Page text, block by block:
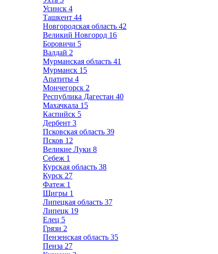
Усинск 4
Ташкент 44
Новгородская область 42
Великий Новгород 16
Боровичи 5
Валдай 2
Мурманская область 41
Мурманск 15
Апатиты 4
Мончегорск 2
Республика Дагестан 40
Махачкала 15
Каспийск 5
Дербент 3
Псковская область 39
Псков 12
Великие Луки 8
Себеж 1
Курская область 38
Курск 27
Фатеж 1
Щигры 1
Липецкая область 37
Липецк 19
Елец 5
Грязи 2
Пензенская область 35
Пенза 27